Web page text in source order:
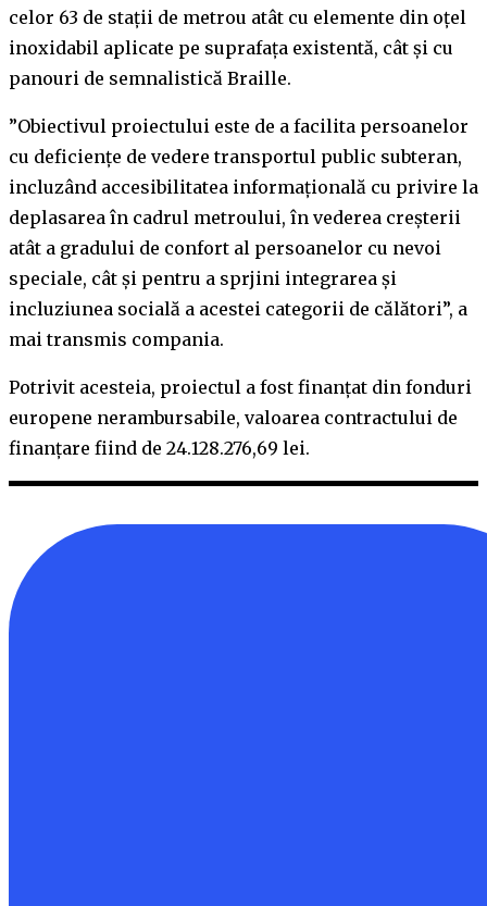
celor 63 de staţii de metrou atât cu elemente din oţel
inoxidabil aplicate pe suprafaţa existentă, cât şi cu
panouri de semnalistică Braille.
”Obiectivul proiectului este de a facilita persoanelor
cu deficienţe de vedere transportul public subteran,
incluzând accesibilitatea informaţională cu privire la
deplasarea în cadrul metroului, în vederea creşterii
atât a gradului de confort al persoanelor cu nevoi
speciale, cât şi pentru a sprjini integrarea şi
incluziunea socială a acestei categorii de călători”, a
mai transmis compania.
Potrivit acesteia, proiectul a fost finanţat din fonduri
europene nerambursabile, valoarea contractului de
finanţare fiind de 24.128.276,69 lei.